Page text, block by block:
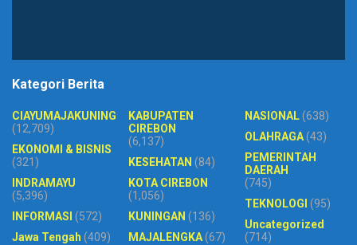
Kategori Berita
CIAYUMAJAKUNING
(12,709)
EKONOMI & BISNIS
(321)
INDRAMAYU
(5,396)
INFORMASI (572)
Jawa Tengah (409)
KABUPATEN
CIREBON
(6,137)
KESEHATAN (84)
KOTA CIREBON
(1,056)
KUNINGAN (136)
MAJALENGKA(67)
NASIONAL(638)
OLAHRAGA(43)
PEMERINTAH
DAERAH
(745)
TEKNOLOGI (95)
Uncategorized
(714)